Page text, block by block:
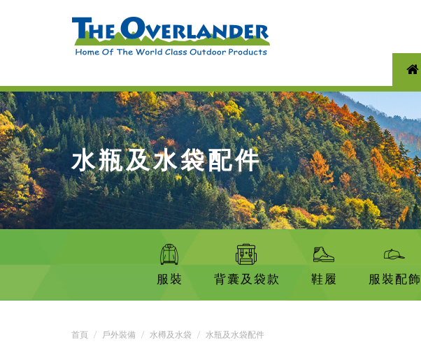
水瓶及水袋配件
服裝 背囊及袋款 鞋履 服裝配飾
首頁 戶外裝備 水樽及水袋 水瓶及水袋配件